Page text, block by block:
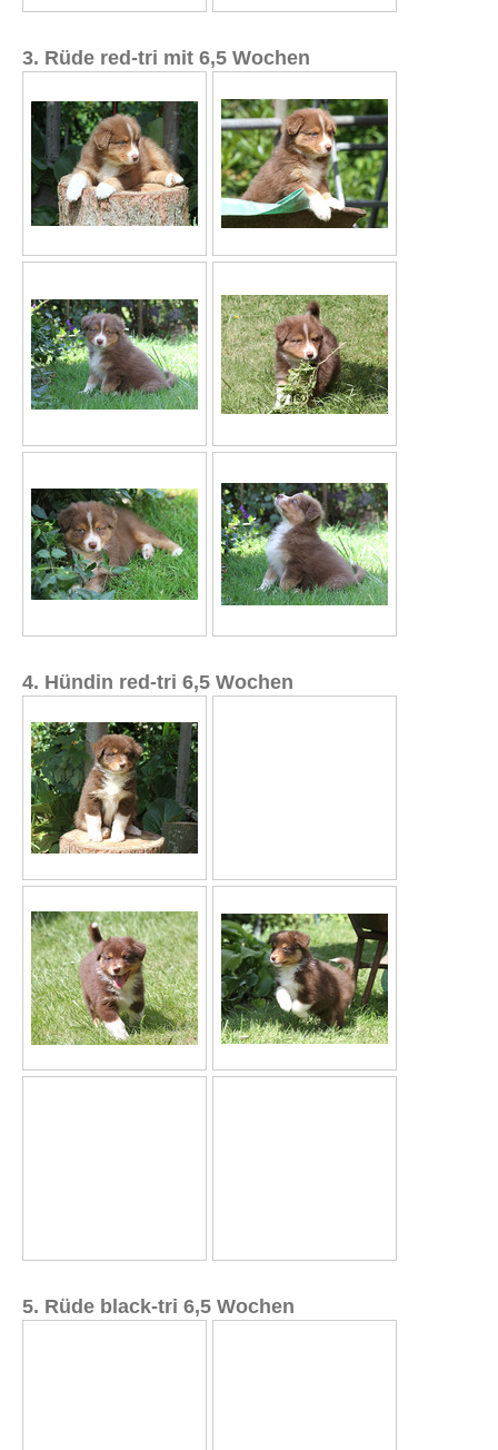
3. Rüde red-tri mit 6,5 Wochen
4. Hündin red-tri 6,5 Wochen
5. Rüde black-tri 6,5 Wochen